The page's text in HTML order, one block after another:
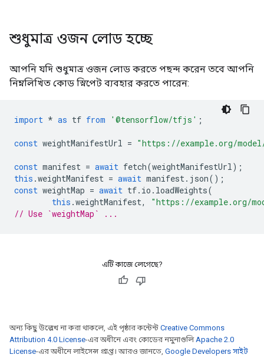
শুধুমাত্র ওজন লোড হচ্ছে
আপনি যদি শুধুমাত্র ওজন লোড করতে পছন্দ করেন তবে আপনি
নিম্নলিখিত কোড স্নিপেট ব্যবহার করতে পারেন:
import * as tf from '@tensorflow/tfjs' ;
const weightManifestUrl = "https://example.org/
const manifest = await fetch(weightManifestUrl);
this .weightManifest = await manifest. json();
const weightMap = await tf. io . loadWeights(
this .weightManifest,
"https://example.org/
// Use `weightMap` ...
এটি কাজে লেগেছে?
অন্য কিছু উল্লেখ না করা থাকলে, এই পৃষ্ঠার কন্টেন্ট Creative Commons
Attribution 4.0 License-এর অধীনে এবং কোডের নমুনাগুলিApache 2.0
License-এর অধীনে লাইসেন্স প্রাপ্ত। আরও জানতে, Google Developers সাইট